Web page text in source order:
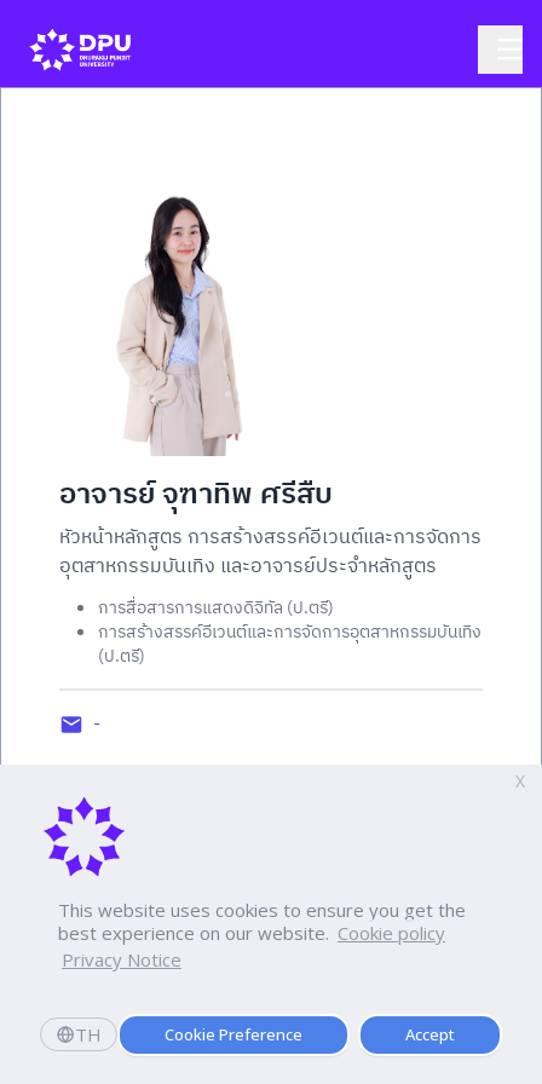
This website uses cookies to ensure you get the
best experience on our website. Cookie policy
Privacy Notice
TH Cookie Preference Accept
X
อาจารย์ จุฑาทิพ ศรีสืบ
หัวหน้าหลักสูตร การสร้างสรรค์อีเวนต์และการจัดการ
อุตสาหกรรมบันเทิง และอาจารย์ประจำหลักสูตร
การสื่อสารการแสดงดิจิทัล (ป.ตรี)
การสร้างสรรค์อีเวนต์และการจัดการอุตสาหกรรมบันเทิง
(ป.ตรี)
-